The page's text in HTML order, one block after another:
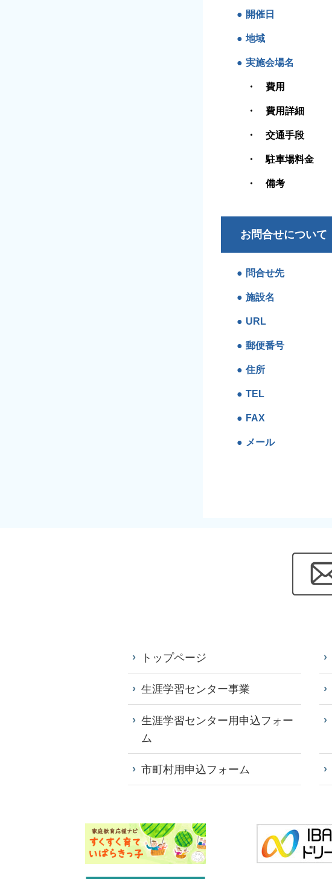
開催日
地域
実施会場名
費用
費用詳細
交通手段
駐車場料金
備考
お問合せについて
問合せ先
施設名
URL
郵便番号
住所
TEL
FAX
メール
トップページ
生涯学習センター事業
生涯学習センター用申込フォー
ム
市町村用申込フォーム